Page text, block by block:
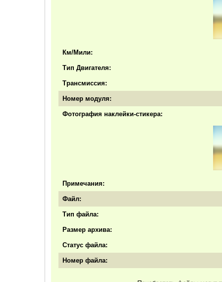
Км/Мили:
Тип Двигателя:
Трансмиссия:
Номер модуля:
Фотография наклейки-стикера:
Примечания:
Файл:
Тип файла:
Размер архива:
Статус файла:
Номер файла: